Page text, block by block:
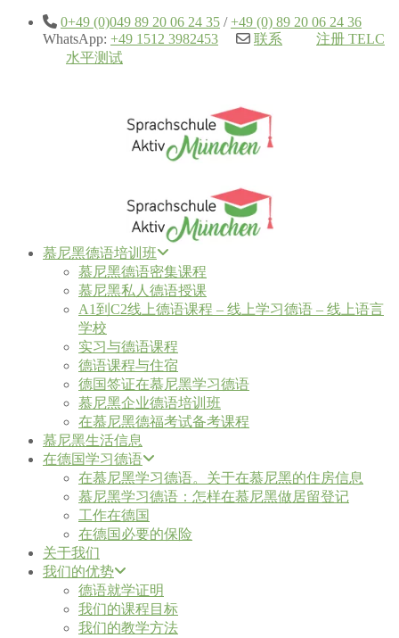
0+49 (0)049 89 20 06 24 35 /+49 (0) 89 20 06 24 36
WhatsApp: +49 1512 3982453 联系
注册 TELC
水平测试
慕尼黑德语培训班
慕尼黑德语密集课程
慕尼黑私人德语授课
A1到C2线上德语课程 – 线上学习德语 – 线上语言
学校
实习与德语课程
德语课程与住宿
德国签证在慕尼黑学习德语
慕尼黑企业德语培训班
在慕尼黑德福考试备考课程
慕尼黑生活信息
在德国学习德语
在慕尼黑学习德语。关于在慕尼黑的住房信息
慕尼黑学习德语：怎样在慕尼黑做居留登记
工作在德国
在德国必要的保险
关于我们
我们的优势
德语就学证明
我们的课程目标
我们的教学方法